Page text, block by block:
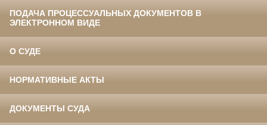
ПОДАЧА ПРОЦЕССУАЛЬНЫХ ДОКУМЕНТОВ В
ЭЛЕКТРОННОМ ВИДЕ
О СУДЕ
НОРМАТИВНЫЕ АКТЫ
ДОКУМЕНТЫ СУДА